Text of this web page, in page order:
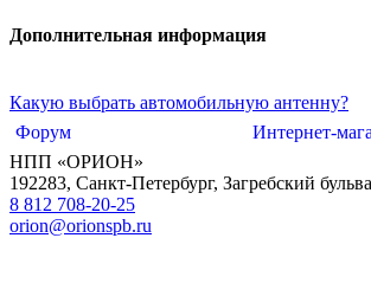
Дополнительная информация
Какую выбрать автомобильную антенну?
Форум
Интернет-
НПП «ОРИОН»
192283, Санкт-Петербург, Загребский
8 812 708-20-25
orion@orionspb.ru